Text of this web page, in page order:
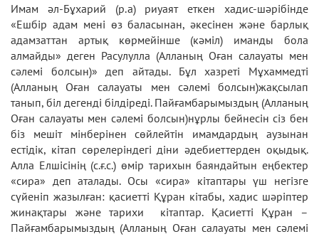
Имам әл-Бұхарий (р.а) риуаят еткен хадис-шәрібінде
«Ешбір адам менi өз баласынан, әкесінен және барлық
адамзаттан артық көрмейiнше (кәміл) иманды бола
алмайды» деген Расулулла (Алланың Оған салауаты мен
сәлемі болсын)» деп айтады. Бұл хазреті Мұхаммедті
(Алланың Оған салауаты мен сәлемі болсын)жақсылап
танып, біл дегенді білдіреді. Пайғамбарымыздың (Алланың
Оған салауаты мен сәлемі болсын)нұрлы бейнесін сіз бен
біз мешіт мінберінен сөйлейтін имамдардың аузынан
естідік, кітап сөрелеріндегі діни әдебиеттерден оқыдық.
Алла Елшісінің (с.ғ.с.) өмір тарихын баяндайтын еңбектер
«сира» деп аталады. Осы «сира» кітаптары үш негізге
сүйеніп жазылған: қасиетті Құран кітабы, хадис шәріптер
жинақтары және тарихи кітаптар. Қасиетті Құран –
Пайғамбарымыздың (Алланың Оған салауаты мен сәлемі